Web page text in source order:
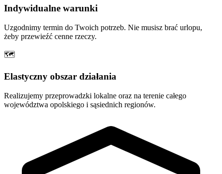
Indywidualne warunki
Uzgodnimy termin do Twoich potrzeb. Nie musisz brać urlopu,
żeby przewieźć cenne rzeczy.
🗺
Elastyczny obszar działania
Realizujemy przeprowadzki lokalne oraz na terenie całego
województwa opolskiego i sąsiednich regionów.